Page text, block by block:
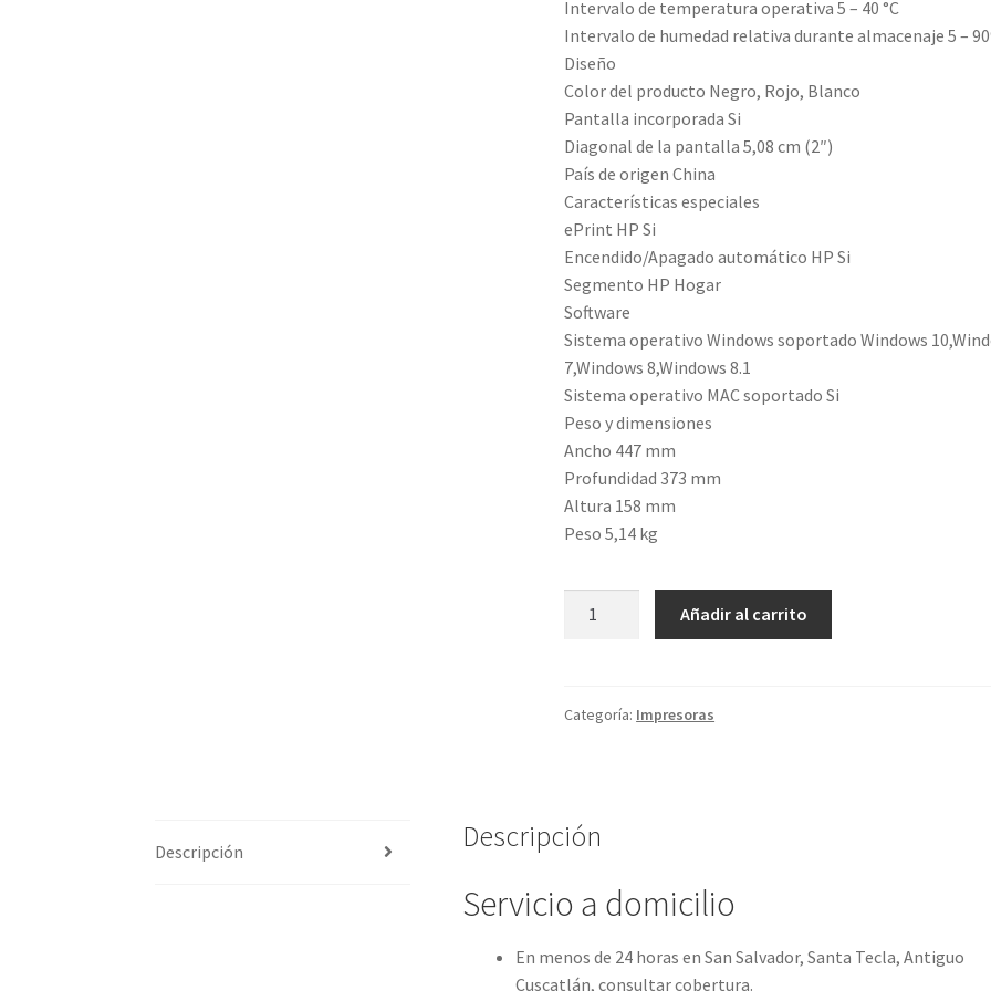
Intervalo de temperatura operativa 5 – 40 °C
Intervalo de humedad relativa durante almacenaje 5 –
Diseño
Color del producto Negro, Rojo, Blanco
Pantalla incorporada Si
Diagonal de la pantalla 5,08 cm (2″)
País de origen China
Características especiales
ePrint HP Si
Encendido/Apagado automático HP Si
Segmento HP Hogar
Software
Sistema operativo Windows soportado Windows
7,Windows 8,Windows 8.1
Sistema operativo MAC soportado Si
Peso y dimensiones
Ancho 447 mm
Profundidad 373 mm
Altura 158 mm
Peso 5,14 kg
519
Añadir al carrito
Categoría: Impresoras
Descripción Descripción
Servicio a domicilio
En menos de 24 horas en San Salvador, Santa Tecla, Antiguo
Cuscatlán, consultar cobertura.